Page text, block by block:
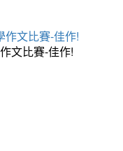
作文比賽-佳作!
文比賽-佳作!